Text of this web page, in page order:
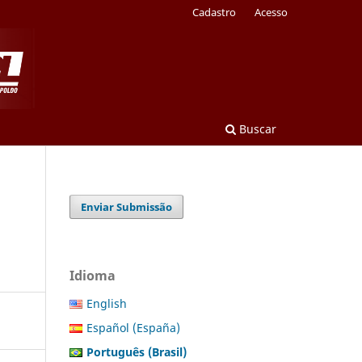
Buscar
Cadastro Acesso
Enviar Submissão
Idioma
English
Español (España)
Português (Brasil)